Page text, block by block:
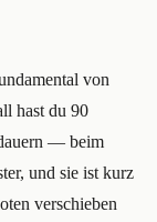
von
hast du 90
— beim
und sie ist kurz
verschieben